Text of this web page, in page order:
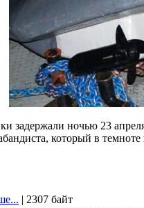
задержали ночью 23
который в
| 2307 байт